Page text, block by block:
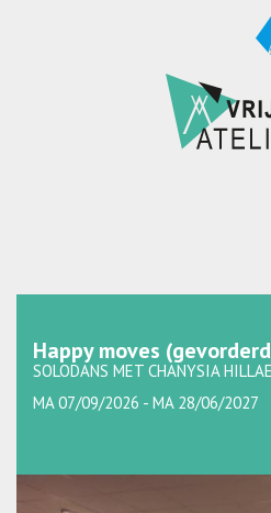
Happy moves
SOLODANS MET CHANYSIA
MA 07/09/2026 - MA 28/06/2027